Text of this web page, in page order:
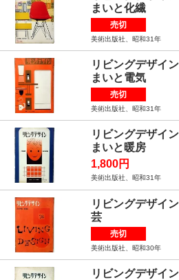
まいと化繊
売切
美術出版社、昭和31年
リビングデザイ
まいと電気
売切
美術出版社、昭和31年
リビングデザイ
まいと暖房
1,800円
美術出版社、昭和31年
リビングデザイ
芸
売切
美術出版社、昭和30年
リビングデザイ